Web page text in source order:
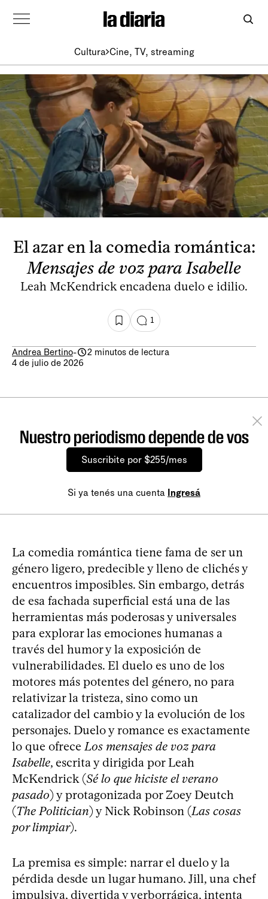
Cultura Cine, TV, streaming
El azar en la comedia romántica:
Mensajes de voz para Isabelle
Leah McKendrick encadena duelo e idilio.
1
Andrea Bertino-
2 minutos de lectura
4 de julio de 2026
Nuestro periodismo depende de vos
Suscribite por $255/mes
Si ya tenés una cuenta Ingresá
La comedia romántica tiene fama de ser un
género ligero, predecible y lleno de clichés y
encuentros imposibles. Sin embargo, detrás
de esa fachada superficial está una de las
herramientas más poderosas y universales
para explorar las emociones humanas a
través del humor y la exposición de
vulnerabilidades. El duelo es uno de los
motores más potentes del género, no para
relativizar la tristeza, sino como un
catalizador del cambio y la evolución de los
personajes. Duelo y romance es exactamente
lo que ofreceLos mensajes de voz para
Isabelle, escrita y dirigida por Leah
McKendrick (Sé lo que hiciste el verano
pasado) y protagonizada por Zoey Deutch
(The Politician) y Nick Robinson (Las cosas
por limpiar).
La premisa es simple: narrar el duelo y la
pérdida desde un lugar humano. Jill, una chef
impulsiva, divertida y verborrágica, intenta